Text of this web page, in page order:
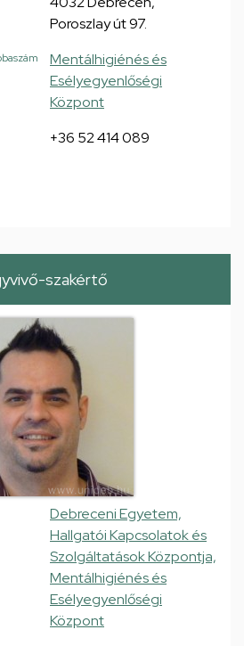
Poroszlay út 97.
Mentálhigiénés és
Esélyegyenlőségi
Központ
+36 52 414 089
szakértő
Debreceni Egyetem,
Hallgatói Kapcsolatok és
Szolgáltatások Központja,
Mentálhigiénés és
Esélyegyenlőségi
Központ